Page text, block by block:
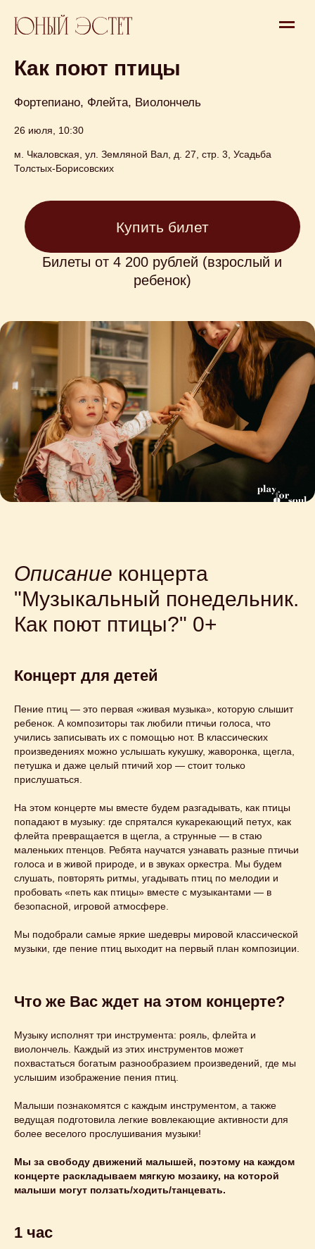
Концерт
Как поют птицы
Фортепиано, Флейта, Виолончель
26 июля, 10:30
м. Чкаловская, ул. Земляной Вал, д. 27, стр. 3, Усадьба
Толстых-Борисовских
Купить билет
ребенок)
Описание концерта
"Музыкальный понедельник.
Как поют птицы?" 0+
Концерт для детей
Пение птиц — это первая «живая музыка», которую слышит
ребенок. А композиторы так любили птичьи голоса, что
учились записывать их с помощью нот. В классических
произведениях можно услышать кукушку, жаворонка, щегла,
петушка и даже целый птичий хор — стоит только
прислушаться.
На этом концерте мы вместе будем разгадывать, как птицы
попадают в музыку: где спрятался кукарекающий петух, как
флейта превращается в щегла, а струнные — в стаю
маленьких птенцов. Ребята научатся узнавать разные птичьи
голоса и в живой природе, и в звуках оркестра. Мы будем
слушать, повторять ритмы, угадывать птиц по мелодии и
пробовать «петь как птицы» вместе с музыкантами — в
безопасной, игровой атмосфере.
Мы подобрали самые яркие шедевры мировой классической
музыки, где пение птиц выходит на первый план композиции.
Что же Вас ждет на этом концерте?
Музыку исполнят три инструмента: рояль, флейта и
виолончель. Каждый из этих инструментов может
похвастаться богатым разнообразием произведений, где мы
услышим изображение пения птиц.
Малыши познакомятся с каждым инструментом, а также
ведущая подготовила легкие вовлекающие активности для
более веселого прослушивания музыки!
Мы за свободу движений малышей, поэтому на каждом
концерте раскладываем мягкую мозаику, на которой
малыши могут ползать/ходить/танцевать.
1 час
Этот и другие
вы можете
заказатьна свой
праздник
Узнайте подробнее